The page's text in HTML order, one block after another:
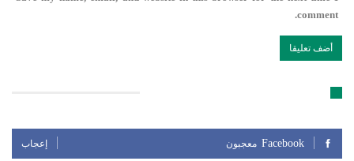
comment.
Facebook معجبون إعجاب